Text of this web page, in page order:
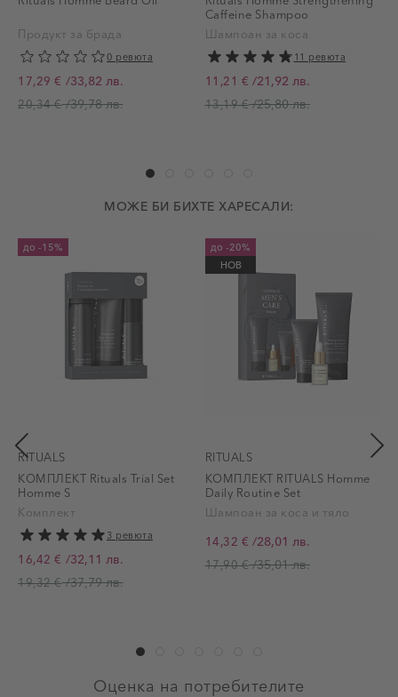
Продукт за брада
0 ревюта
Промо цена
17,29 € /33,82 лв.
20,34 €/39,78 лв.
Caffeine Shampoo
Шампоан за коса
11 ревюта
Промо цена
11,21 € /21,92 лв.
13,19 €/25,80 лв.
МОЖЕ БИ БИХТЕ ХАРЕСАЛИ:
до -15%
RITUALS
КОМПЛЕКТ Rituals Trial Set
Homme S
Комплект
3 ревюта
Промо цена
16,42 € /32,11 лв.
19,32 €/37,79 лв.
до -20%
НОВ
RITUALS
КОМПЛЕКТ RITUALS Homme
Daily Routine Set
Шампоан за коса и тяло
Промо цена
14,32 € /28,01 лв.
17,90 €/35,01 лв.
Оценка на потребителите